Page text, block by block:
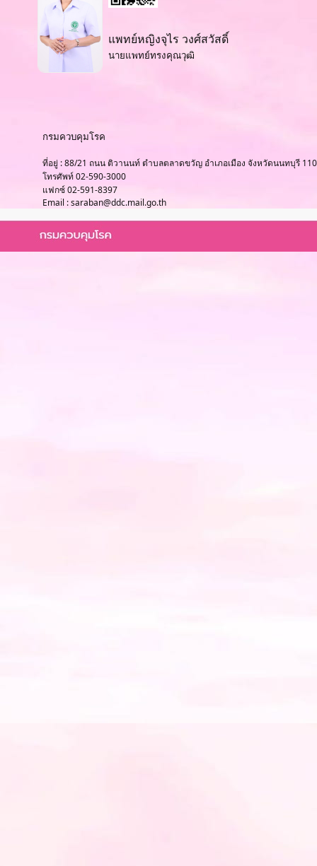
แพทย์หญิงจุไร วงศ์สวัสดิ์
นายแพทย์ทรงคุณวุฒิ
กรมควบคุมโรค
ที่อยู่ : 88/21 ถนน ติวานนท์ ตำบลตลาดขวัญ อำเภอเมือง จังหวัดนนทบุรี
โทรศัพท์ 02-590-3000
แฟกซ์ 02-591-8397
Email : saraban@ddc.mail.go.th